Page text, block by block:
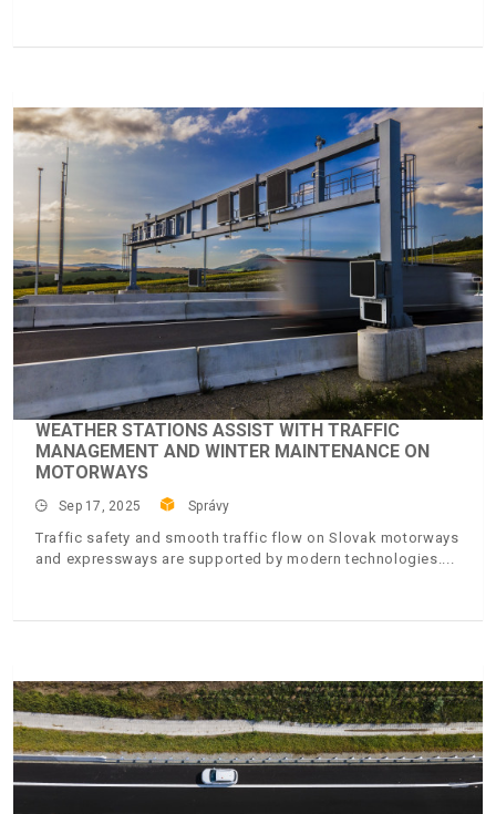
WEATHER STATIONS ASSIST WITH TRAFFIC
MANAGEMENT AND WINTER MAINTENANCE ON
MOTORWAYS
Sep 17, 2025 Správy
Traffic safety and smooth traffic flow on Slovak motorways
and expressways are supported by modern technologies.